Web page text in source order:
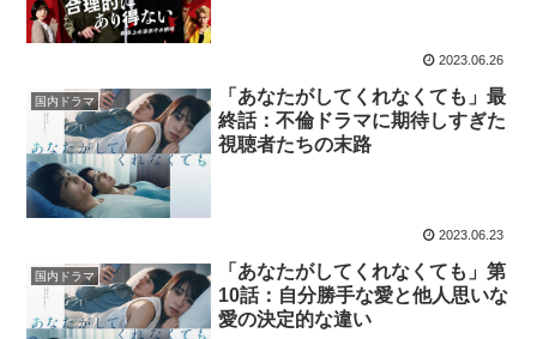
2023.06.26
国内ドラマ
「あなたがしてくれなくても」最
終話：不倫ドラマに期待しすぎた
視聴者たちの末路
2023.06.23
国内ドラマ
「あなたがしてくれなくても」第
10話：自分勝手な愛と他人思いな
愛の決定的な違い